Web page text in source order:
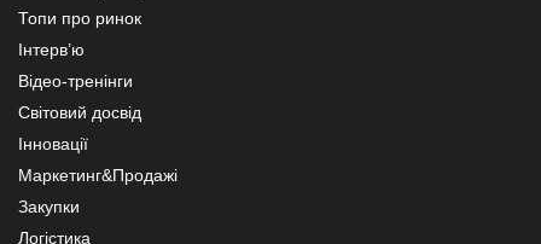
Топи про ринок
Інтерв’ю
Відео-тренінги
Світовий досвід
Інновації
Маркетинг&Продажі
Закупки
Логістика